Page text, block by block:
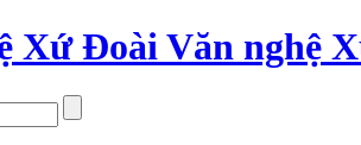
Văn nghệ